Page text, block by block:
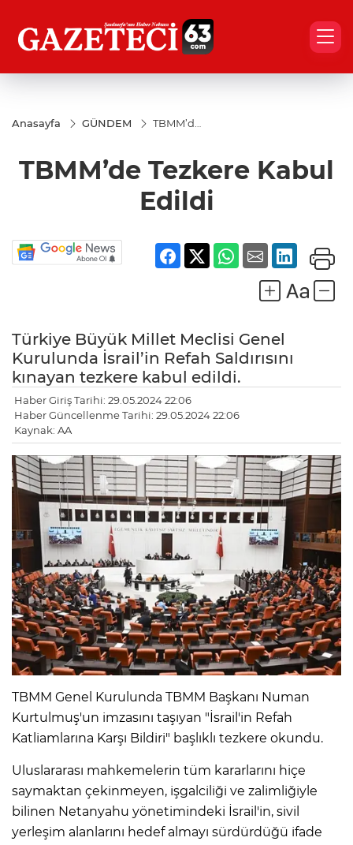
Anasayfa GÜNDEM
TBMM’de
Edildi
TBMM’de Tezkere Kabul
Edildi
Türkiye Büyük Millet Meclisi Genel
Kurulunda İsrail’in Refah Saldırısını
kınayan tezkere kabul edildi.
Haber Giriş Tarihi: 29.05.2024 22:06
Haber Güncellenme Tarihi: 29.05.2024 22:06
Kaynak: AA
TBMM Genel Kurulunda TBMM Başkanı Numan
Kurtulmuş'un imzasını taşıyan "İsrail'in Refah
Katliamlarına Karşı Bildiri" başlıklı tezkere okundu.
Uluslararası mahkemelerin tüm kararlarını hiçe
saymaktan çekinmeyen, işgalciliği ve zalimliğiyle
bilinen Netanyahu yönetimindeki İsrail'in, sivil
yerleşim alanlarını hedef almayı sürdürdüğü ifade